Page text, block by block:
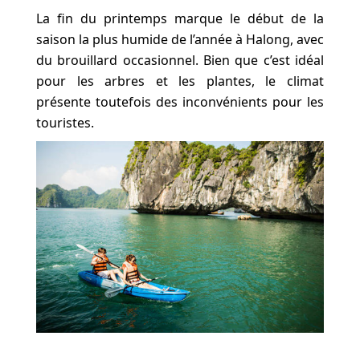
La fin du printemps marque le début de la
saison la plus humide de l’année à Halong, avec
du brouillard occasionnel. Bien que c’est idéal
pour les arbres et les plantes, le climat
présente toutefois des inconvénients pour les
touristes.